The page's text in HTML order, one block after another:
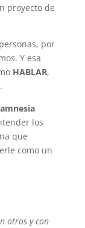
proyecto de
por
Y esa
HABLAR,
amnesia
los
que
como un
otros y con